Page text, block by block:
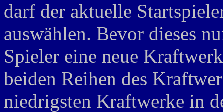
darf der aktuelle
auswählen. Bevor dieses
Spieler eine neue
beiden Reihen des
niedrigsten Kraftwerke in